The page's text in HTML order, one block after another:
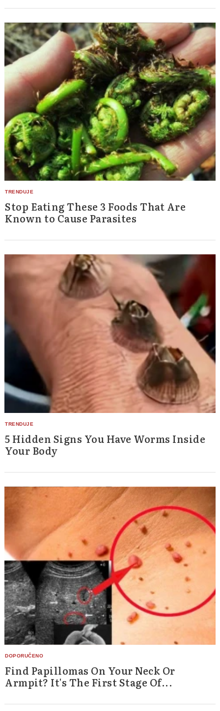
Stop Eating These 3 Foods That Are
Known to Cause Parasites
5 Hidden Signs You Have Worms Inside
Your Body
Find Papillomas On Your Neck Or
Armpit? It's The First Stage Of...